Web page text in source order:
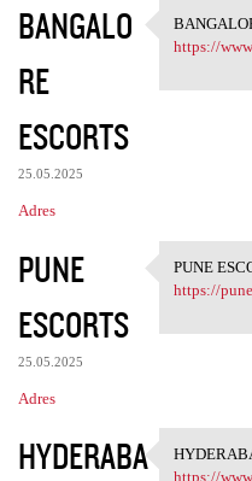
BANGALO
RE
ESCORTS
25.05.2025
Adres
https://
PUNE
ESCORTS
25.05.2025
Adres
PUNE
PUNE
https://
HYDERABA
https://